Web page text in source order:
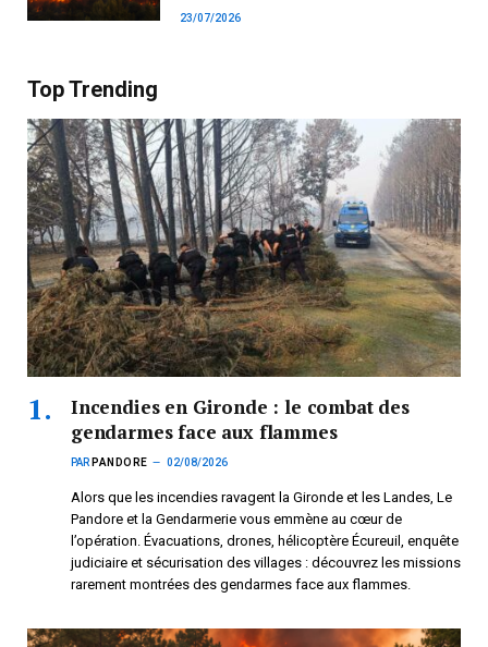
23/07/2026
Top Trending
Incendies en Gironde : le combat des
gendarmes face aux flammes
PAR PANDORE 02/08/2026
Alors que les incendies ravagent la Gironde et les Landes, Le
Pandore et la Gendarmerie vous emmène au cœur de
l’opération. Évacuations, drones, hélicoptère Écureuil, enquête
judiciaire et sécurisation des villages : découvrez les missions
rarement montrées des gendarmes face aux flammes.